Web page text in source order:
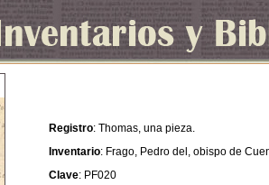
Registro: Thomas, una pieza.
Inventario: Frago, Pedro del, obispo de
Clave: PF020